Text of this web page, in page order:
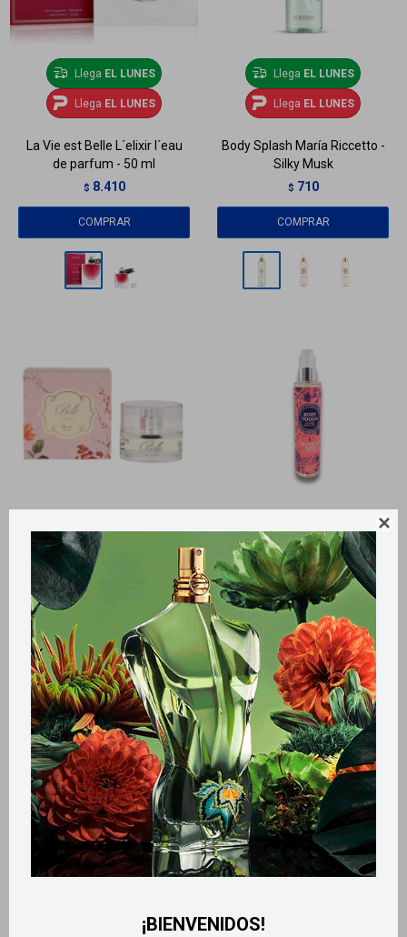

¡BIENVENIDOS!
Llega EL LUNES
Llega EL LUNES
La Vie est Belle L´elixir l´eau
de parfum - 50 ml
$ 8.410
Llega EL LUNES
Llega EL LUNES
Body Splash María Riccetto -
Silky Musk
$ 710
Llega
Llega EL LUNES
Edt Belle 50ml
1.100
LlegaEL LUNES
LlegaEL LUNES
Body Touch 200ml - Tropical
Kiss Intense
$ 530